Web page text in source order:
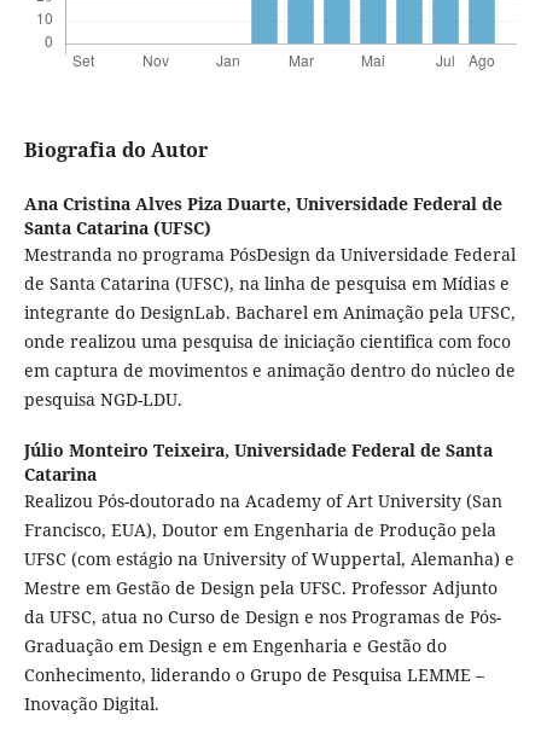
Biografia do Autor
Ana Cristina Alves Piza Duarte, Universidade Federal de
Santa Catarina (UFSC)
Mestranda no programa PósDesign da Universidade Federal
de Santa Catarina (UFSC), na linha de pesquisa em Mídias e
integrante do DesignLab. Bacharel em Animação pela UFSC,
onde realizou uma pesquisa de iniciação cientifica com foco
em captura de movimentos e animação dentro do núcleo de
pesquisa NGD-LDU.
Júlio Monteiro Teixeira, Universidade Federal de Santa
Catarina
Realizou Pós-doutorado na Academy of Art University (San
Francisco, EUA), Doutor em Engenharia de Produção pela
UFSC (com estágio na University of Wuppertal, Alemanha) e
Mestre em Gestão de Design pela UFSC. Professor Adjunto
da UFSC, atua no Curso de Design e nos Programas de Pós-
Graduação em Design e em Engenharia e Gestão do
Conhecimento, liderando o Grupo de Pesquisa LEMME –
Inovação Digital.